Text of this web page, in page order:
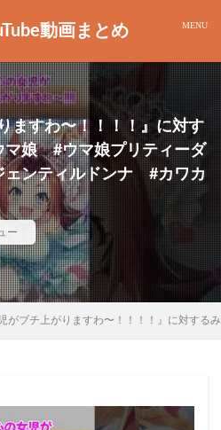
動画まとめ
ますわ〜！！！！』に対す
娘 #ウマ娘プリティーダ
ンティルドンナ #カワカ
ー
児がブチ上がりますわ〜！！！！』に対